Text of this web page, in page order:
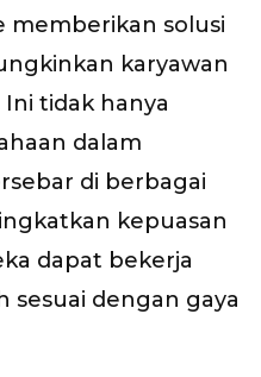
memberikan solusi
karyawan
Ini tidak hanya
dalam
di berbagai
kepuasan
dapat bekerja
sesuai dengan gaya